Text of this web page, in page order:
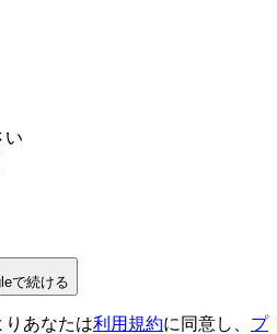
い
で続ける
りあなたは利用規約に同意し、 プ